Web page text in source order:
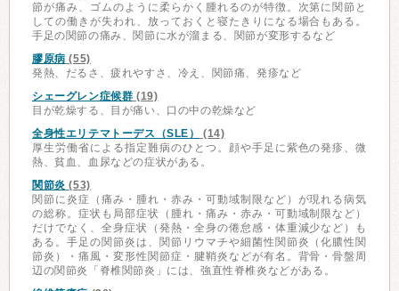
節が痛み、ゴムのように柔らかく腫れるのが特徴。次第に関節と
しての働きが失われ、放っておくと寝たきりになる場合もある。
手足の関節の痛み、関節に水が溜まる、関節が変形するなど
膠原病 (55)
発熱、だるさ、疲れやすさ、冷え、関節痛、発疹など
シェーグレン症候群 (19)
目が乾燥する、目が痛い、口の中の乾燥など
全身性エリテマトーデス（SLE）
(14)
厚生労働省による指定難病のひとつ。顔や手足に紫色の発疹、微
熱、貧血、血尿などの症状がある。
関節炎 (53)
関節に炎症（痛み・腫れ・赤み・可動域制限など）が現れる病気
の総称。症状も局部症状（腫れ・痛み・赤み・可動域制限など）
だけでなく、全身症状（発熱・全身の倦怠感・体重減少など）も
ある。手足の関節炎は、関節リウマチや細菌性関節炎（化膿性関
節炎）・痛風・変形性関節症・腱鞘炎などが有名。背骨・骨盤周
辺の関節炎「脊椎関節炎」には、強直性脊椎炎などがある。